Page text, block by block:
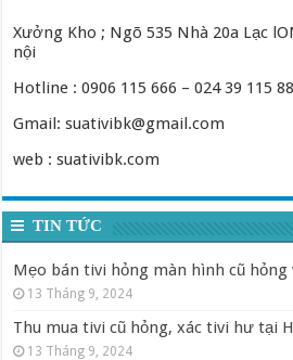
Xưởng Kho ; Ngõ 535 Nhà 20a Lạc
nội
Hotline : 0906 115 666 – 024 39 115
Gmail: suativibk@gmail.com
web : suativibk.com
TIN TỨC
Mẹo bán tivi hỏng màn hình cũ hỏng
13 Tháng 9, 2024
Thu mua tivi cũ hỏng, xác tivi hư tại
13 Tháng 9, 2024